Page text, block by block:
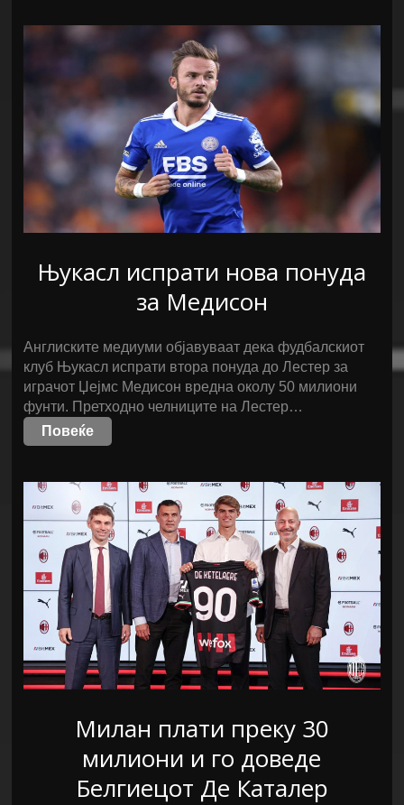
Њукасл испрати нова понуда
за Медисон
Англиските медиуми објавуваат дека фудбалскиот
клуб Њукасл испрати втора понуда до Лестер за
играчот Џејмс Медисон вредна околу 50 милиони
фунти. Претходно челниците на Лестер…
Повеќе
Милан плати преку 30
милиони и го доведе
Белгиецот Де Каталер